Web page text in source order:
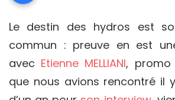
Le destin des hydros est
commun : preuve en est
avec Etienne MELLIANI, promo
que nous avions rencontré il